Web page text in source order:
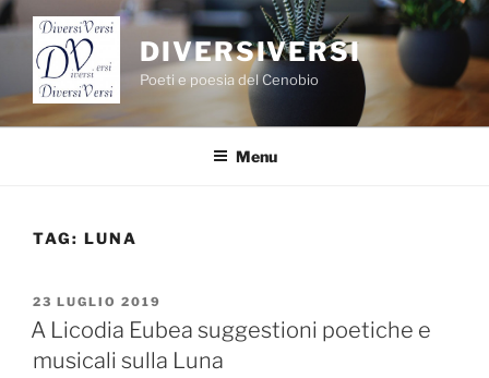
Salta
al
contenuto
DIVERSIVERSI
Poeti e poesia del Cenobio
Menu
TAG: LUNA
PUBBLICATO
IL
23 LUGLIO 2019
A Licodia Eubea suggestioni poetiche e
musicali sulla Luna